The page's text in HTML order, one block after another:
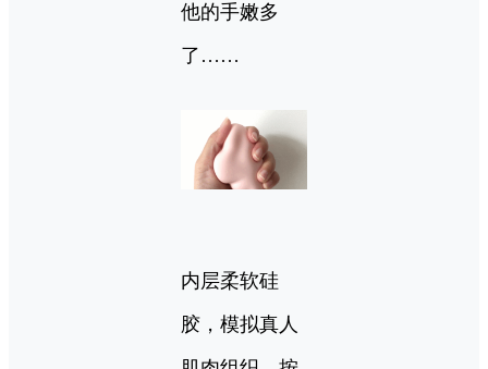
他的手嫩多
了……
内层柔软硅
胶，模拟真人